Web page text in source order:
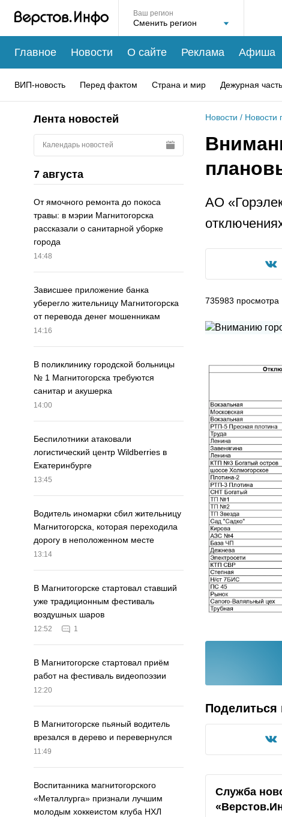
Ваш регион
Главное Новости О сайте Реклама Афиша
ВИП-новость Перед фактом Страна и мир Дежурная часть
Лента новостей
Календарь новостей
7 августа
От ямочного ремонта до покоса
травы: в мэрии Магнитогорска
рассказали о санитарной уборке
города
14:48
Зависшее приложение банка
уберегло жительницу Магнитогорска
от перевода денег мошенникам
14:16
В поликлинику городской больницы
№ 1 Магнитогорска требуются
санитар и акушерка
14:00
Беспилотники атаковали
логистический центр Wildberries в
Екатеринбурге
13:45
Водитель иномарки сбил жительницу
Магнитогорска, которая переходила
дорогу в неположенном месте
13:14
В Магнитогорске стартовал ставший
уже традиционным фестиваль
воздушных шаров
12:52 1
В Магнитогорске стартовал приём
работ на фестиваль видеопоэзии
12:20
В Магнитогорске пьяный водитель
врезался в дерево и перевернулся
11:49
Воспитанника магнитогорского
«Металлурга» признали лучшим
молодым хоккеистом клуба НХЛ
Новости / Новости
АО
735983 просмотра
Поделиться
Служба